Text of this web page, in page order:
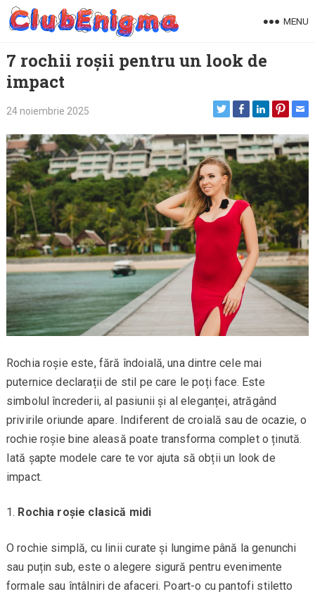
Skip
MENU
7 rochii roșii pentru un look de
impact
24 noiembrie 2025
Rochia roșie este, fără îndoială, una dintre cele mai
puternice declarații de stil pe care le poți face. Este
simbolul încrederii, al pasiunii și al eleganței, atrăgând
privirile oriunde apare. Indiferent de croială sau de ocazie, o
rochie roșie bine aleasă poate transforma complet o ținută.
Iată șapte modele care te vor ajuta să obții un look de
impact.
Rochia roșie clasică midi
O rochie simplă, cu linii curate și lungime până la genunchi
sau puțin sub, este o alegere sigură pentru evenimente
formale sau întâlniri de afaceri. Poart-o cu pantofi stiletto